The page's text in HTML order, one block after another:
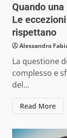
Quando
Le
rispettano
Alessandro
La questione
complesso e
del...
Read More